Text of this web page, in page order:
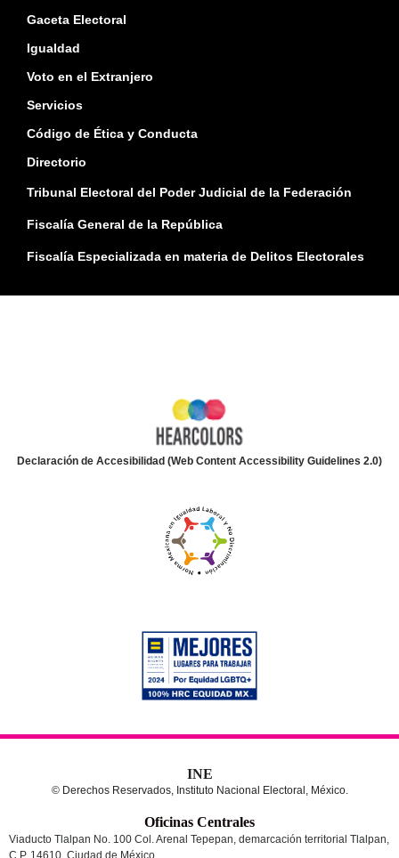
Gaceta Electoral
Igualdad
Voto en el Extranjero
Servicios
Código de Ética y Conducta
Directorio
Tribunal Electoral del Poder Judicial de la Federación
Fiscalía General de la República
Fiscalía Especializada en materia de Delitos Electorales
Declaración de Accesibilidad (Web Content Accessibility Guidelines 2.0)
INE
© Derechos Reservados, Instituto Nacional Electoral, México.
Oficinas Centrales
Viaducto Tlalpan No. 100 Col. Arenal Tepepan, demarcación territorial Tlalpan,